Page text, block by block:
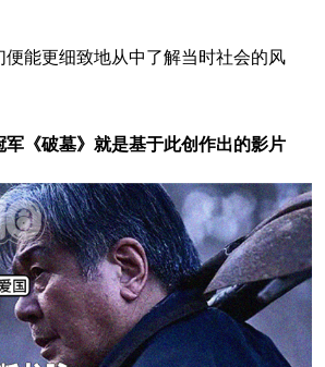
能更细致地从中了解当时社会的风
军《破墓》就是基于此创作出的影片